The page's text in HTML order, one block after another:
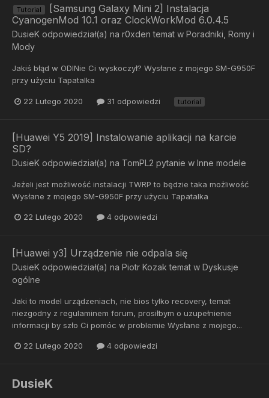
Tutorial
[Samsung Galaxy Mini 2] Instalacja
CyanogenMod 10.1 oraz ClockWorkMod 6.0.4.5
DusieK odpowiedział(a) na r0xden temat w Poradniki, Romy i
Mody
Jakiś błąd w ODINie Ci wyskoczył? Wysłane z mojego SM-G950F
przy użyciu Tapatalka
22 Lutego 2020 31 odpowiedzi tutorial
[Huawei Y5 2019] Instalowanie aplikacji na karcie
SD?
DusieK odpowiedział(a) na TomPL2 pytanie w Inne modele
Jeżeli jest możliwość instalacji TWRP to będzie taka możliwość
Wysłane z mojego SM-G950F przy użyciu Tapatalka
22 Lutego 2020 4 odpowiedzi
[Huawei y3] Urządzenie nie odpala się
DusieK odpowiedział(a) na Piotr Kozak temat w Dyskusje
ogólne
Jaki to model urządzeniach, nie bios tylko recovery, temat
niezgodny z regulaminem forum, prosiłbym o uzupełnienie
informacji by szło Ci pomóc w problemie Wysłane z mojego...
22 Lutego 2020 4 odpowiedzi
DusieK